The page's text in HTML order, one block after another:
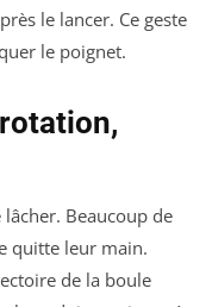
le lancer. Ce geste
le poignet.
lâcher. Beaucoup de
quitte leur main.
de la boule